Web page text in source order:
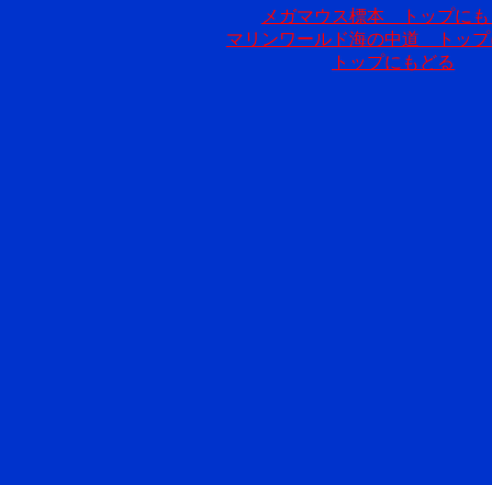
メガマウス標本 トップに
マリンワールド海の中道 トップ
トップにもどる